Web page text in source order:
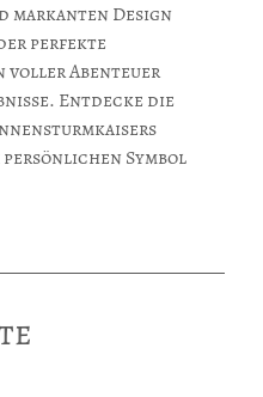
markanten Design
perfekte
voller Abenteuer
Entdecke die
Symbol